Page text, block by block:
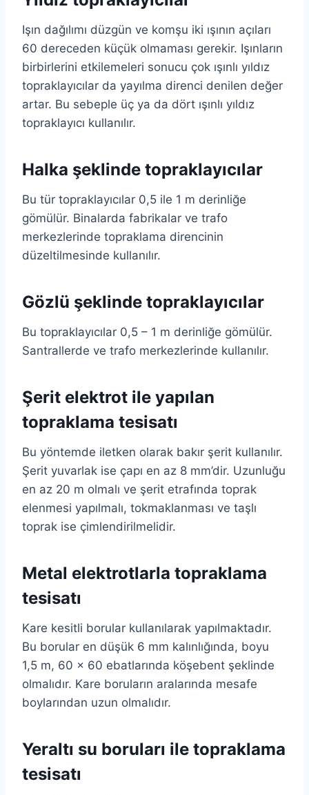
Işın dağılımı düzgün ve komşu iki ışının açıları
60 dereceden küçük olmaması gerekir. Işınların
birbirlerini etkilemeleri sonucu çok ışınlı yıldız
topraklayıcılar da yayılma direnci denilen değer
artar. Bu sebeple üç ya da dört ışınlı yıldız
topraklayıcı kullanılır.
Halka şeklinde topraklayıcılar
Bu tür topraklayıcılar 0,5 ile 1 m derinliğe
gömülür. Binalarda fabrikalar ve trafo
merkezlerinde topraklama direncinin
düzeltilmesinde kullanılır.
Gözlü şeklinde topraklayıcılar
Bu topraklayıcılar 0,5 – 1 m derinliğe gömülür.
Santrallerde ve trafo merkezlerinde kullanılır.
Şerit elektrot ile yapılan
topraklama tesisatı
Bu yöntemde iletken olarak bakır şerit kullanılır.
Şerit yuvarlak ise çapı en az 8 mm’dir. Uzunluğu
en az 20 m olmalı ve şerit etrafında toprak
elenmesi yapılmalı, tokmaklanması ve taşlı
toprak ise çimlendirilmelidir.
Metal elektrotlarla topraklama
tesisatı
Kare kesitli borular kullanılarak yapılmaktadır.
Bu borular en düşük 6 mm kalınlığında, boyu
1,5 m, 60 x 60 ebatlarında köşebent şeklinde
olmalıdır. Kare boruların aralarında mesafe
boylarından uzun olmalıdır.
Yeraltı su boruları ile topraklama
tesisatı